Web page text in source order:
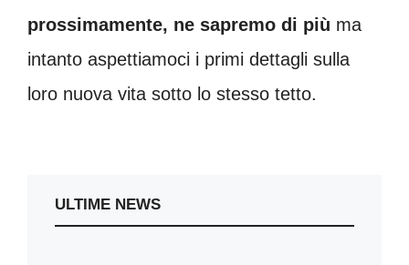
prossimamente, ne sapremo di più ma
intanto aspettiamoci i primi dettagli sulla
loro nuova vita sotto lo stesso tetto.
ULTIME NEWS